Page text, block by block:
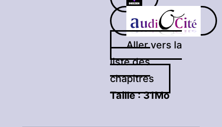
Aller vers la
liste des
chapitres
Taille :31Mo